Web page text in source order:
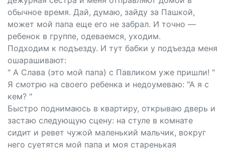
обычное время. Дай, думаю, зайду за Пашкой,
может мой папа еще его не забрал. И точно —
ребенок в группе, одеваемся, уходим.
Подходим к подъезду. И тут бабки у подъезда меня
ошарашивают:
" А Слава (это мой папа) с Павликом уже пришли! "
Я смотрю на своего ребенка и недоумеваю: "А я с
кем? "
Быстро поднимаюсь в квартиру, открываю дверь и
застаю следующую сцену: на стуле в комнате
сидит и ревет чужой маленький мальчик, вокруг
него суетятся мой папа и моя старенькая